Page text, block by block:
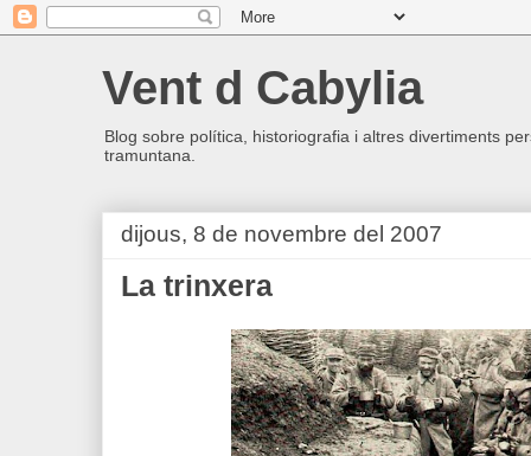
Vent d Cabylia
Blog sobre política, historiografia i altres divertiments
tramuntana.
dijous, 8 de novembre del 2007
La trinxera